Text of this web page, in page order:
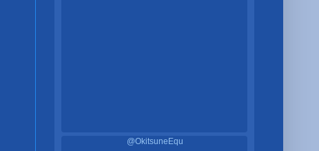
@OkitsuneEqu